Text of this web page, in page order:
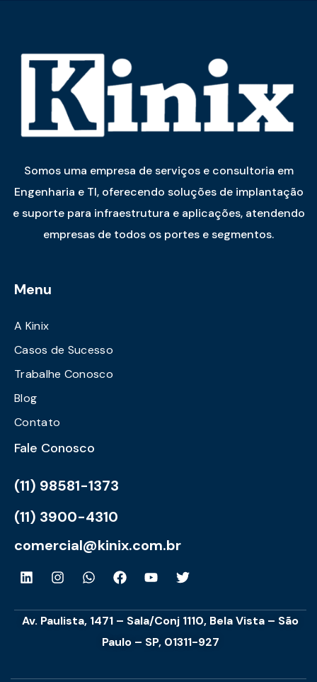
Somos uma empresa de serviços e consultoria em
Engenharia e TI, oferecendo soluções de implantação
e suporte para infraestrutura e aplicações, atendendo
empresas de todos os portes e segmentos.
Menu
A Kinix
Casos de Sucesso
Trabalhe Conosco
Blog
Contato
Fale Conosco
(11) 98581-1373
(11) 3900-4310
comercial@kinix.com.br
Av. Paulista, 1471 – Sala/Conj 1110, Bela Vista – São
Paulo – SP, 01311-927